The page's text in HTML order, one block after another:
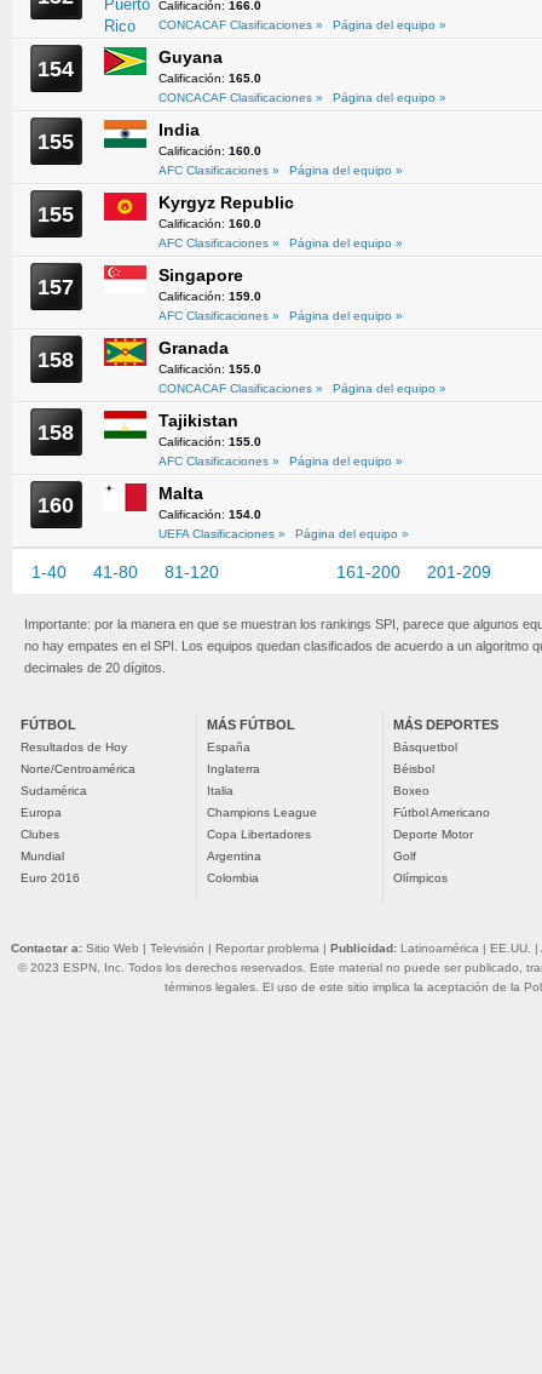
Calificación: 166.0
CONCACAF Clasificaciones »
Página del equipo »
154 Guyana
Calificación: 165.0
CONCACAF Clasificaciones »
Página del equipo »
155 India
Calificación: 160.0
AFC Clasificaciones »
Página del equipo »
155 Kyrgyz Republic
Calificación: 160.0
AFC Clasificaciones »
Página del equipo »
157 Singapore
Calificación: 159.0
AFC Clasificaciones »
Página del equipo »
158 Granada
Calificación: 155.0
CONCACAF Clasificaciones »
Página del equipo »
158 Tajikistan
Calificación: 155.0
AFC Clasificaciones »
Página del equipo »
160 Malta
Calificación: 154.0
UEFA Clasificaciones »
Página del equipo »
1-40 41-80 81-120 161-200 201-209
Importante: por la manera en que se muestran los rankings SPI, parece que algunos
no hay empates en el SPI. Los equipos quedan clasificados de acuerdo a un algoritmo
decimales de 20 dígitos.
FÚTBOL
Resultados de Hoy
Norte/Centroamérica
Sudamérica
Europa
Clubes
Mundial
Euro 2016
MÁS FÚTBOL
España
Inglaterra
Italia
Champions League
Copa Libertadores
Argentina
Colombia
MÁS DEPORTES
Básquetbol
Béisbol
Boxeo
Fútbol Americano
Deporte Motor
Golf
Olímpicos
Contactar a: Sitio Web | Televisión | Reportar problema | Publicidad: Latinoamérica | EE.UU. |
© 2023 ESPN, Inc. Todos los derechos reservados. Este material no puede ser publicado,
términos legales. El uso de este sitio implica la aceptación de la